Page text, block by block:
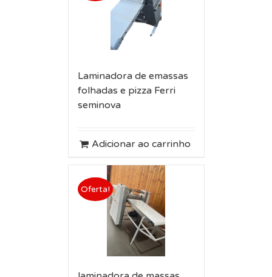
Laminadora de emassas
folhadas e pizza Ferri
seminova
Adicionar ao carrinho
Oferta!